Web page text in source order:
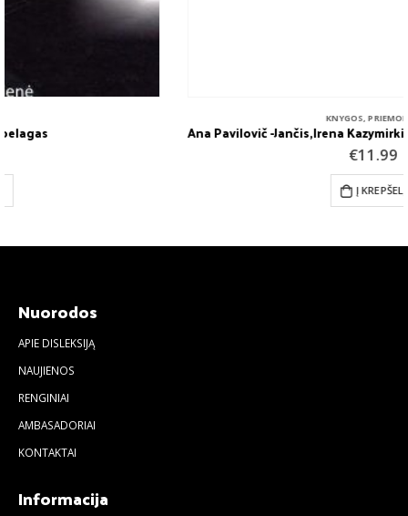
Ana Pavilovič -Jančis,Irena Kazymirkienė, Angelė Rinkevičienė „ALFABET. POZNAJĘ, UKŁADAM I BAWIĘ SIĘ W SŁOWA”.
Nuorodos
APIE DISLEKSIJĄ
NAUJIENOS
RENGINIAI
AMBASADORIAI
KONTAKTAI
Informacija